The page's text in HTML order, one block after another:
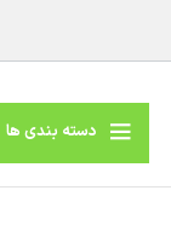
دسته بندی ها